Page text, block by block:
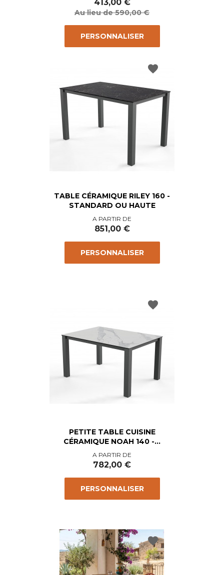
base
413,00 €
Au lieu de 590,00 €
PERSONNALISER
TABLE CÉRAMIQUE RILEY 160 -
STANDARD OU HAUTE
Prix
A PARTIR DE
851,00 €
PERSONNALISER
favorite
PETITE TABLE CUISINE
CÉRAMIQUE NOAH 140 -...
Prix
A PARTIR DE
782,00 €
PERSONNALISER
favorite
favorite